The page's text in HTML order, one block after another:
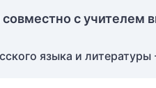
с учителем
языка и литературы